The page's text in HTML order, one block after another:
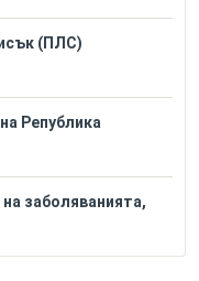
(ПЛС)
Република
заболяванията,